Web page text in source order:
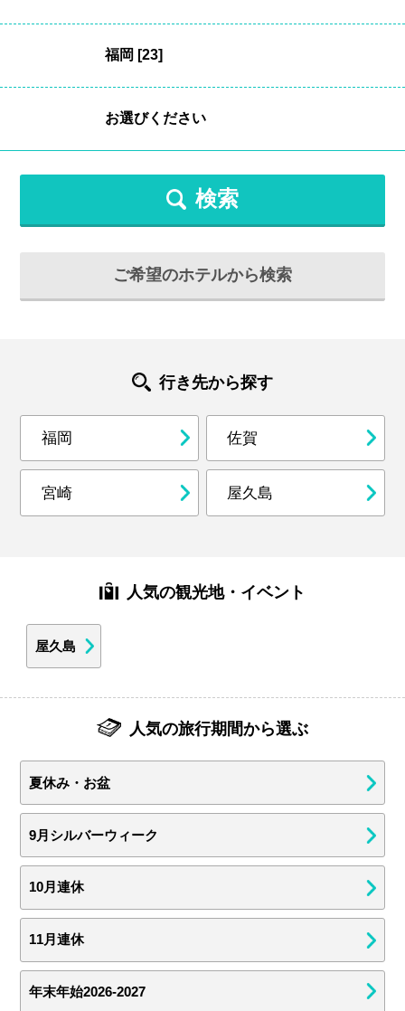
検索
ご希望のホテルから検索
行き先から探す
福岡 佐賀
宮崎 屋久島
人気の観光地・イベント
屋久島
人気の旅行期間から選ぶ
夏休み・お盆
9月シルバーウィーク
10月連休
11月連休
年末年始2026-2027